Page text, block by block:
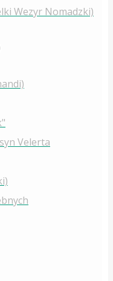
Wezyr Nomadzki)
Velerta